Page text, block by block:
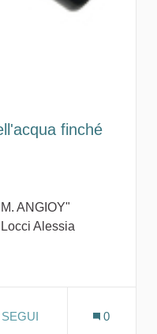
finché
ANGIOY"
Alessia
15 - Vita sulla terra
54 SOSTENITORI
SEGUI
0